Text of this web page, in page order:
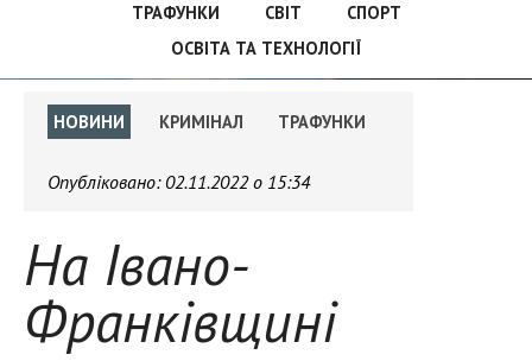
ТРАФУНКИ
СВІТ
СПОРТ
ОСВІТА ТА ТЕХНОЛОГІЇ
НОВИНИ КРИМІНАЛ ТРАФУНКИ
Опубліковано: 02.11.2022 о 15:34
На Івано-
Франківщині